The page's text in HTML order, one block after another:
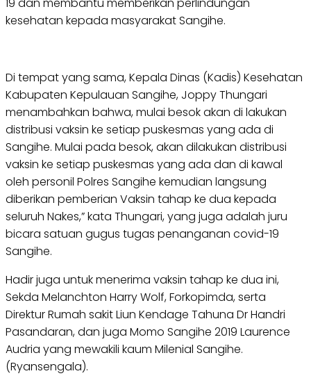
kesehatan kepada masyarakat Sangihe.
Di tempat yang sama, Kepala Dinas (Kadis) Kesehatan
Kabupaten Kepulauan Sangihe, Joppy Thungari
menambahkan bahwa, mulai besok akan di lakukan
distribusi vaksin ke setiap puskesmas yang ada di
Sangihe. Mulai pada besok, akan dilakukan distribusi
vaksin ke setiap puskesmas yang ada dan di kawal
oleh personil Polres Sangihe kemudian langsung
diberikan pemberian Vaksin tahap ke dua kepada
seluruh Nakes,” kata Thungari, yang juga adalah juru
bicara satuan gugus tugas penanganan covid-19
Sangihe.
Hadir juga untuk menerima vaksin tahap ke dua ini,
Sekda Melanchton Harry Wolf, Forkopimda, serta
Direktur Rumah sakit Liun Kendage Tahuna Dr Handri
Pasandaran, dan juga Momo Sangihe 2019 Laurence
Audria yang mewakili kaum Milenial Sangihe.
(Ryansengala).